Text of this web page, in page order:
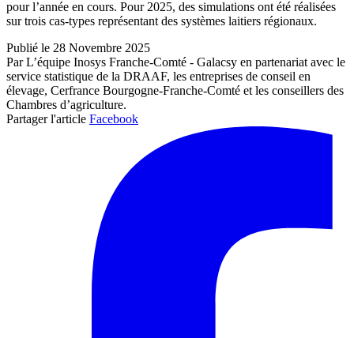
pour l’année en cours. Pour 2025, des simulations ont été réalisées
sur trois cas-types représentant des systèmes laitiers régionaux.
Publié le 28 Novembre 2025
Par L’équipe Inosys Franche-Comté - Galacsy en partenariat avec le
service statistique de la DRAAF, les entreprises de conseil en
élevage, Cerfrance Bourgogne-Franche-Comté et les conseillers des
Chambres d’agriculture.
Partager l'article Facebook